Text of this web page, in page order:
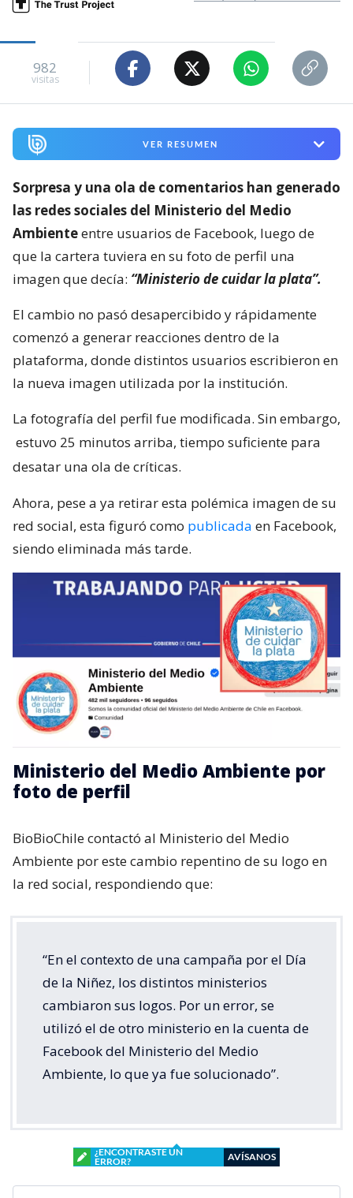
982
visitas
VER RESUMEN
Sorpresa y una ola de comentarios han generado
las redes sociales del Ministerio del Medio
Ambienteentre usuarios de Facebook, luego de
que la cartera tuviera en su foto de perfil una
imagen que decía: “Ministerio de cuidar la plata”.
El cambio no pasó desapercibido y rápidamente
comenzó a generar reacciones dentro de la
plataforma, donde distintos usuarios escribieron en
la nueva imagen utilizada por la institución.
La fotografía del perfil fue modificada. Sin embargo,
estuvo 25 minutos arriba, tiempo suficiente para
desatar una ola de críticas.
Ahora, pese a ya retirar esta polémica imagen de su
red social, esta figuró como publicada en Facebook,
siendo eliminada más tarde.
Ministerio del Medio Ambiente por
foto de perfil
BioBioChile contactó al Ministerio del Medio
Ambiente por este cambio repentino de su logo en
la red social, respondiendo que:
“En el contexto de una campaña por el Día
de la Niñez, los distintos ministerios
cambiaron sus logos. Por un error, se
utilizó el de otro ministerio en la cuenta de
Facebook del Ministerio del Medio
Ambiente, lo que ya fue solucionado”.
¿ENCONTRASTE UN
ERROR?
AVÍSANOS